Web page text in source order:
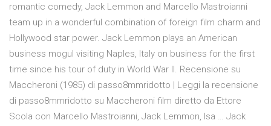
romantic comedy, Jack Lemmon and Marcello Mastroianni
team up in a wonderful combination of foreign film charm and
Hollywood star power. Jack Lemmon plays an American
business mogul visiting Naples, Italy on business for the first
time since his tour of duty in World War II. Recensione su
Maccheroni (1985) di passo8mmridotto | Leggi la recensione
di passo8mmridotto su Maccheroni film diretto da Ettore
Scola con Marcello Mastroianni, Jack Lemmon, Isa … Jack